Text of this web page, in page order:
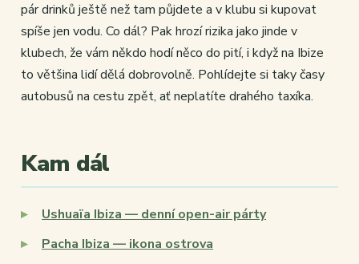
pár drinků ještě než tam půjdete a v klubu si kupovat
spíše jen vodu. Co dál? Pak hrozí rizika jako jinde v
klubech, že vám někdo hodí něco do pití, i když na Ibize
to většina lidí dělá dobrovolně. Pohlídejte si taky časy
autobusů na cestu zpět, ať neplatíte drahého taxíka.
Kam dál
Ushuaïa Ibiza — denní open-air párty
Pacha Ibiza — ikona ostrova